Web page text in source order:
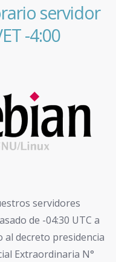
servidor
-4:00
servidores
de -04:30 UTC a
al decreto presidencia
Extraordinaria N°